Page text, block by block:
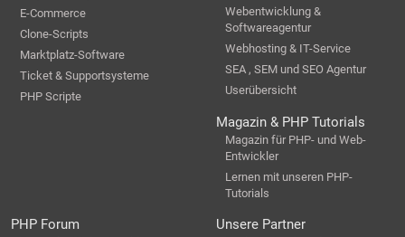
E-Commerce
Clone-Scripts
Marktplatz-Software
Ticket & Supportsysteme
PHP Scripte
Webentwicklung &
Softwareagentur
Webhosting & IT-Service
SEA , SEM und SEO Agentur
Userübersicht
Magazin & PHP Tutorials
Magazin für PHP- und Web-
Entwickler
Lernen mit unseren PHP-
Tutorials
PHP Forum Unsere Partner